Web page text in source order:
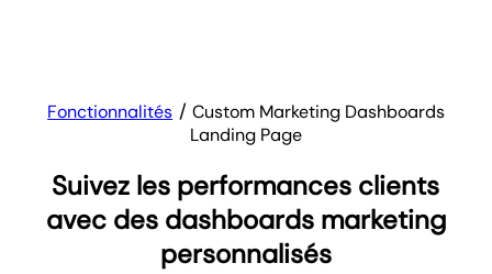
Fonctionnalités
Custom Marketing Dashboards
Landing Page
Suivez les performances clients
avec des dashboards marketing
personnalisés